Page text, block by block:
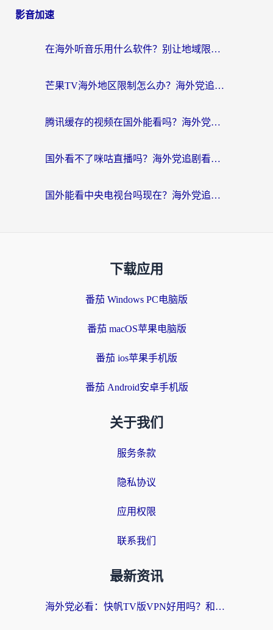
影音加速
在海外听音乐用什么软件？别让地域限制断了你的华语歌单
芒果TV海外地区限制怎么办？海外党追剧看片的实用加速器选择指南
腾讯缓存的视频在国外能看吗？海外党追剧看片的终极解决方案
国外看不了咪咕直播吗？海外党追剧看片的加速器选择指南
国外能看中央电视台吗现在？海外党追剧看央视的实用指南
下载应用
番茄 Windows PC电脑版
番茄 macOS苹果电脑版
番茄 ios苹果手机版
番茄 Android安卓手机版
关于我们
服务条款
隐私协议
应用权限
联系我们
最新资讯
海外党必看：快帆TV版VPN好用吗？和快游VPN对比哪个回国效果更好？附实用避坑指南